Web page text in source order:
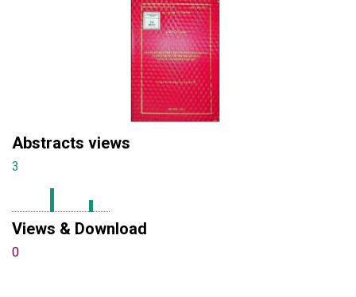
Abstracts views
3
Views & Download
0